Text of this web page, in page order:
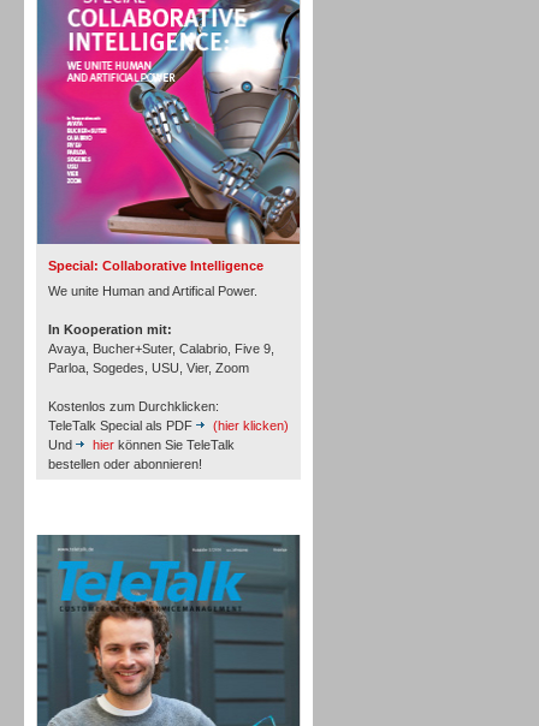
Special: Collaborative Intelligence
We unite Human and Artifical Power.
In Kooperation mit:
Avaya, Bucher+Suter, Calabrio, Five 9,
Parloa, Sogedes, USU, Vier, Zoom
Kostenlos zum Durchklicken:
TeleTalk Special als PDF
(hier klicken)
Und
hier können Sie TeleTalk
bestellen oder abonnieren!
Personal
Inbound
Inbound